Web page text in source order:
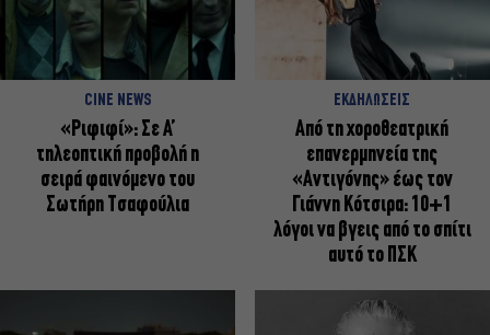
CINE NEWS
«Ριφιφί»: Σε Α’
τηλεοπτική προβολή η
σειρά φαινόμενο του
Σωτήρη Τσαφούλια
ΕΚΔΗΛΩΣΕΙΣ
Από τη χοροθεατρική
επανερμηνεία της
«Αντιγόνης» έως τον
Γιάννη Κότσιρα: 10+1
λόγοι να βγεις από το σπίτι
αυτό το ΠΣΚ